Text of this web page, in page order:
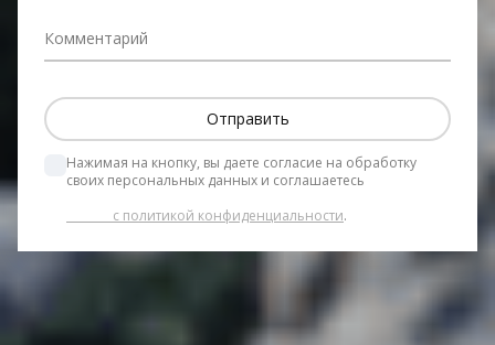
Комментарий
Нажимая на кнопку, вы даете согласие на обработку
своих персональных данных и соглашаетесь
              с политикой конфиденциальности
.